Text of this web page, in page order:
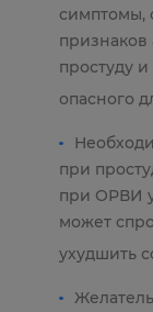
симптомы,
простуду
опасного
при
при ОРВИ
может
ухудшить